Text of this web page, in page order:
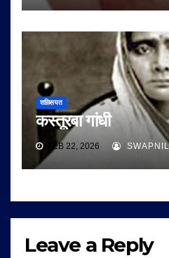
शख़्सियत
कस्तूरबा गांधी
FEB 22, 2026
Leave a Reply